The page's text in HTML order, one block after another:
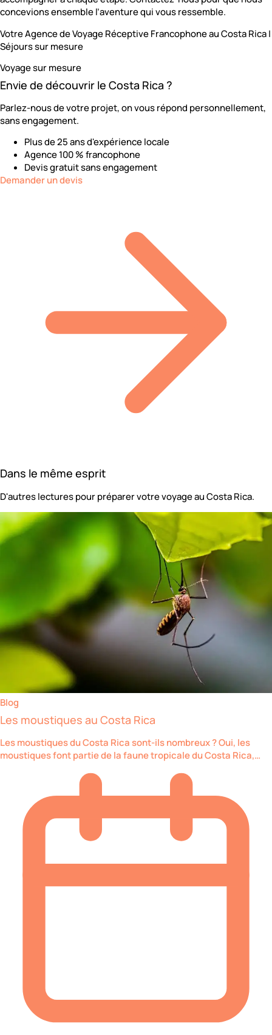
concevions ensemble l’aventure qui vous ressemble.
Votre Agence de Voyage Réceptive Francophone au Costa Rica |
Séjours sur mesure
Voyage sur mesure
Envie de découvrir le Costa Rica ?
Parlez-nous de votre projet, on vous répond personnellement,
sans engagement.
Plus de 25 ans d'expérience locale
Agence 100 % francophone
Devis gratuit sans engagement
Demander un devis
Dans le même esprit
D'autres lectures pour préparer votre voyage au Costa Rica.
Blog
Les moustiques au Costa Rica
Les moustiques du Costa Rica sont-ils nombreux ? Oui, les
moustiques font partie de la faune tropicale du Costa Rica,…